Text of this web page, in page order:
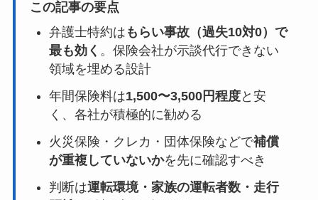
この記事の要点
弁護士特約は もらい事故（過失10対0）で
最も効く 。保険会社が示談代行できない
領域を埋める設計
年間保険料は1,500〜3,500円程度と安
く、各社が積極的に勧める
火災保険・クレカ・団体保険などで補償
が重複していないかを先に確認すべき
判断は運転環境・家族の運転者数・走行